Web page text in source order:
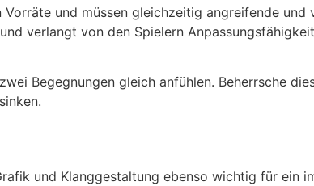
und müssen gleichzeitig angreifende und
verlangt von den Spielern
Begegnungen gleich anfühlen. Beherrsche
und Klanggestaltung ebenso wichtig für ein